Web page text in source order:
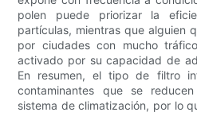
polen puede priorizar la
partículas, mientras que alguien
por ciudades con mucho
activado por su capacidad de
En resumen, el tipo de filtro
contaminantes que se
sistema de climatización, por lo